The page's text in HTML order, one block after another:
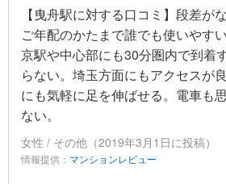
【曳舟駅に対する口コミ】段差が
ご年配のかたまで誰でも使いやす
京駅や中心部にも30分圏内で到着
らない。埼玉方面にもアクセスが
にも気軽に足を伸ばせる。電車も
ない。
女性 / その他（2019年3月1日に投稿）
情報提供： マンションレビュー